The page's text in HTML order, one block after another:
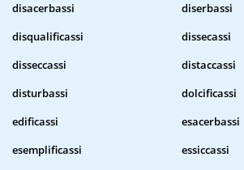
disacerbassi
diserbassi
disqualificassi
dissecassi
disseccassi
distaccassi
disturbassi
dolcificassi
edificassi
esacerbassi
esemplificassi
essiccassi